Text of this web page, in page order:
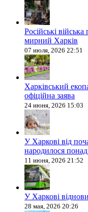
Російські
мирний Харків
07 июля, 2026 22:51
Харківський
офіційна заява
24 июня, 2026 15:03
У Харкові від
народилося понад
11 июня, 2026 21:52
У Харкові
28 мая, 2026 20:26